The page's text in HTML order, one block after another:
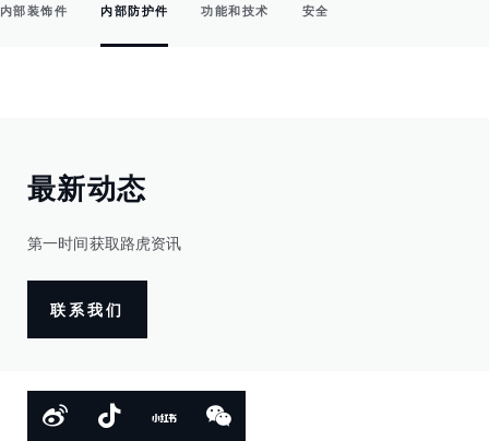
内部装饰件 内部防护件 功能和技术 安全
最新动态
第一时间获取路虎资讯
联系我们